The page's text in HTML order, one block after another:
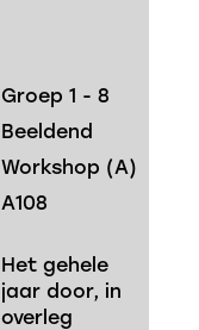
Groep 1 - 8
Beeldend
Workshop (A)
A108
Het gehele
jaar door, in
overleg